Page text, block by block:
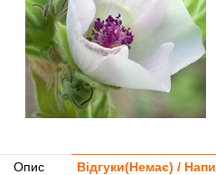
Опис Відгуки(Немає) /